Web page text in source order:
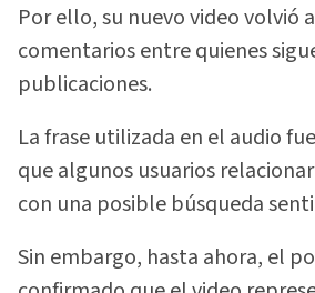
Por ello, su nuevo video volvió
comentarios entre quienes
publicaciones.
La frase utilizada en el audio
que algunos usuarios
con una posible búsqueda
Sin embargo, hasta ahora, el